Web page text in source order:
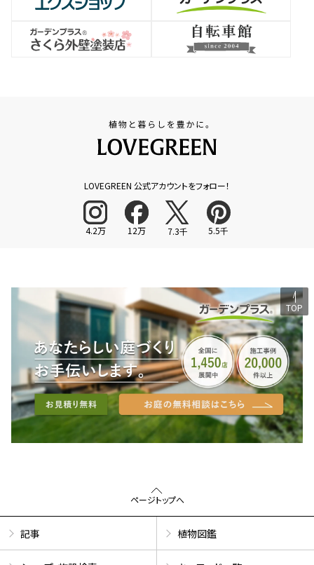
LOVEGREEN 公式アカウントをフォロー！
4.2万 12万 7.3千 5.5千
TOP
ページトップへ
記事 植物図鑑